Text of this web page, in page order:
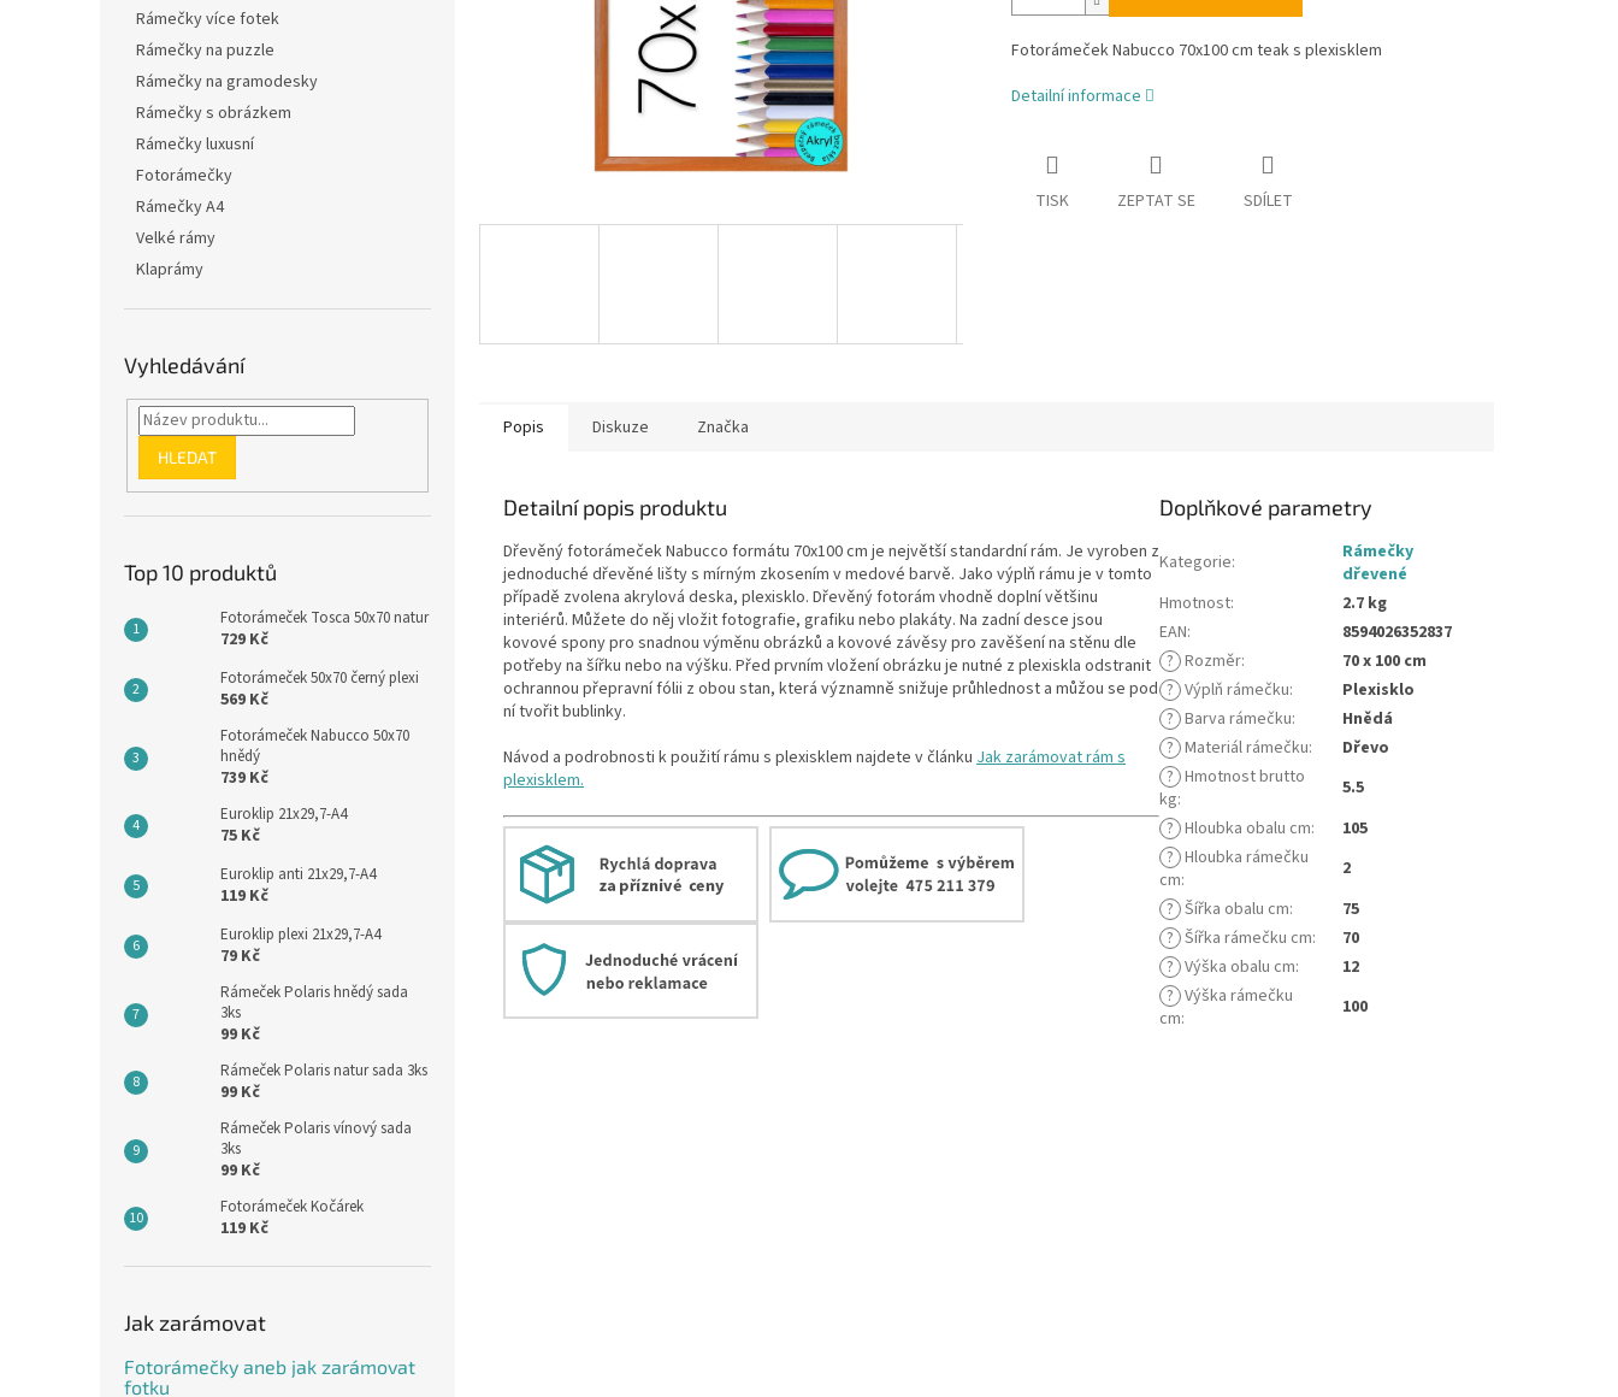
Rámečky více fotek
Rámečky na puzzle
Rámečky na gramodesky
Rámečky s obrázkem
Rámečky luxusní
Fotorámečky
Rámečky A4
Velké rámy
Klaprámy
Vyhledávání
HLEDAT
Top 10 produktů
Fotorámeček Tosca 50x70 natur
729 Kč
Fotorámeček 50x70 černý plexi
569 Kč
Fotorámeček Nabucco 50x70
hnědý
739 Kč
Euroklip 21x29,7-A4
75 Kč
Euroklip anti 21x29,7-A4
119 Kč
Euroklip plexi 21x29,7-A4
79 Kč
Rámeček Polaris hnědý sada
3ks
99 Kč
Rámeček Polaris natur sada 3ks
99 Kč
Rámeček Polaris vínový sada
3ks
99 Kč
Fotorámeček Kočárek
119 Kč
Jak zarámovat
Fotorámečky aneb jak zarámovat
fotku
Fotorámeček Nabucco 70x100 cm teak s plexisklem
Detailní informace
TISK ZEPTAT SE SDÍLET
Popis Diskuze Značka
Detailní popis produktu
Dřevěný fotorámeček Nabucco formátu 70x100 cm je největší standardní rám. Je vyroben z
jednoduché dřevěné lišty s mírným zkosením v medové barvě. Jako výplň rámu je v tomto
případě zvolena akrylová deska, plexisklo. Dřevěný fotorám vhodně doplní většinu
interiérů. Můžete do něj vložit fotografie, grafiku nebo plakáty. Na zadní desce jsou
kovové spony pro snadnou výměnu obrázků a kovové závěsy pro zavěšení na stěnu dle
potřeby na šířku nebo na výšku. Před prvním vložení obrázku je nutné z plexiskla odstranit
ochrannou přepravní fólii z obou stan, která významně snižuje průhlednost a můžou se pod
ní tvořit bublinky.
Návod a podrobnosti k použití rámu s plexisklem najdete v článku Jak zarámovat rám s
plexisklem.
Doplňkové parametry
Kategorie:
Rámečky
dřevené
Hmotnost:
2.7 kg
EAN:
8594026352837
? Rozměr:
70 x 100 cm
? Výplň rámečku:
Plexisklo
? Barva rámečku:
Hnědá
? Materiál rámečku:
Dřevo
? Hmotnost brutto
kg:
5.5
? Hloubka obalu cm:
105
? Hloubka rámečku
cm:
2
? Šířka obalu cm:
75
? Šířka rámečku cm:
70
? Výška obalu cm:
12
? Výška rámečku
cm: 100